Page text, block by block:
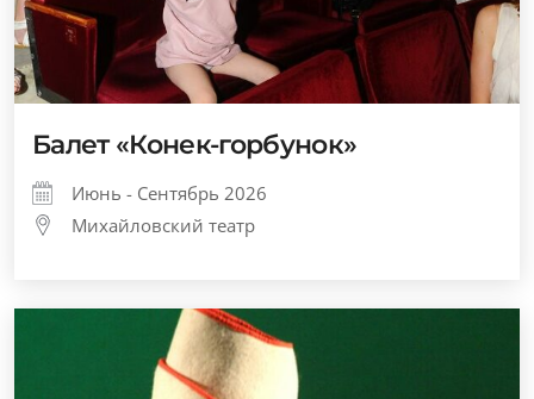
Балет «Конек-горбунок»
Июнь - Сентябрь 2026
Михайловский театр